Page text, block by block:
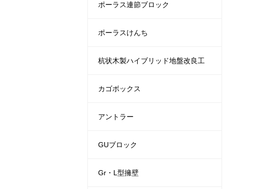
ポーラス連節ブロック
ポーラスけんち
杭状木製ハイブリッド地盤改良工
カゴボックス
アントラー
GUブロック
Gr・L型擁壁